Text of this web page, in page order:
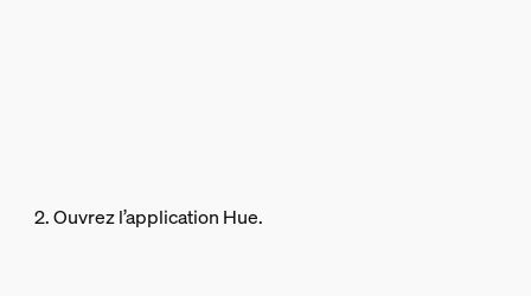
2. Ouvrez l’application Hue.